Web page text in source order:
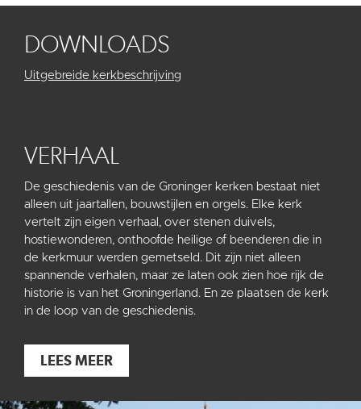
DOWNLOADS
Uitgebreide kerkbeschrijving
VERHAAL
De geschiedenis van de Groninger kerken bestaat niet
alleen uit jaartallen, bouwstijlen en orgels. Elke kerk
vertelt zijn eigen verhaal, over stenen duivels,
hostiewonderen, onthoofde heilige of beenderen die in
de kerkmuur werden gemetseld. Dit zijn niet alleen
spannende verhalen, maar ze laten ook zien hoe rijk de
historie is van het Groningerland. En ze plaatsen de kerk
in de loop van de geschiedenis.
LEES MEER